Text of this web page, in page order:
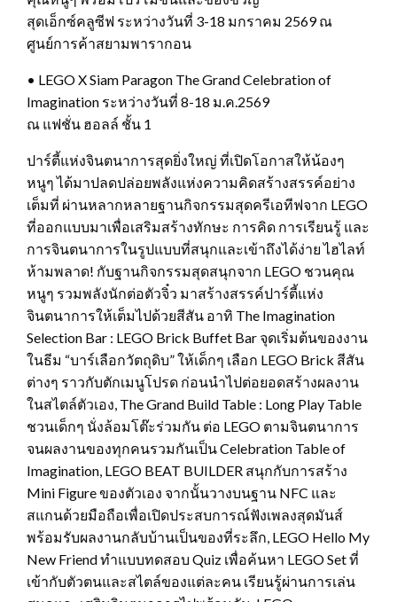
สุดเอ็กซ์คลูซีฟ ระหว่างวันที่ 3-18 มกราคม 2569 ณ
ศูนย์การค้าสยามพารากอน
• LEGO X Siam Paragon The Grand Celebration of
Imagination ระหว่างวันที่ 8-18 ม.ค.2569
ณ แฟชั่น ฮอลล์ ชั้น 1
ปาร์ตี้แห่งจินตนาการสุดยิ่งใหญ่ ที่เปิดโอกาสให้น้องๆ
หนูๆ ได้มาปลดปล่อยพลังแห่งความคิดสร้างสรรค์อย่าง
เต็มที่ ผ่านหลากหลายฐานกิจกรรมสุดครีเอทีฟจาก LEGO
ที่ออกแบบมาเพื่อเสริมสร้างทักษะ การคิด การเรียนรู้ และ
การจินตนาการในรูปแบบที่สนุกและเข้าถึงได้ง่าย ไฮไลท์
ห้ามพลาด! กับฐานกิจกรรมสุดสนุกจาก LEGO ชวนคุณ
หนูๆ รวมพลังนักต่อตัวจิ๋ว มาสร้างสรรค์ปาร์ตี้แห่ง
จินตนาการให้เต็มไปด้วยสีสัน อาทิ The Imagination
Selection Bar : LEGO Brick Buffet Bar จุดเริ่มต้นของงาน
ในธีม “บาร์เลือกวัตถุดิบ” ให้เด็กๆ เลือก LEGO Brick สีสัน
ต่างๆ ราวกับตักเมนูโปรด ก่อนนำไปต่อยอดสร้างผลงาน
ในสไตล์ตัวเอง, The Grand Build Table : Long Play Table
ชวนเด็กๆ นั่งล้อมโต๊ะร่วมกัน ต่อ LEGO ตามจินตนาการ
จนผลงานของทุกคนรวมกันเป็น Celebration Table of
Imagination, LEGO BEAT BUILDER สนุกกับการสร้าง
Mini Figure ของตัวเอง จากนั้นวางบนฐาน NFC และ
สแกนด้วยมือถือเพื่อเปิดประสบการณ์ฟังเพลงสุดมันส์
พร้อมรับผลงานกลับบ้านเป็นของที่ระลึก, LEGO Hello My
New Friend ทำแบบทดสอบ Quiz เพื่อค้นหา LEGO Set ที่
เข้ากับตัวตนและสไตล์ของแต่ละคน เรียนรู้ผ่านการเล่น